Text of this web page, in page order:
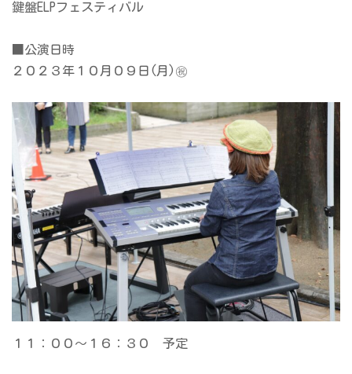
鍵盤ELPフェスティバル
■公演日時
２０２３年１０月０９日(月)㊗
１１：００～１６：３０ 予定